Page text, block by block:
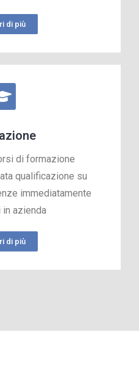
di più
di formazione
qualificazione su
immediatamente
azienda
di più